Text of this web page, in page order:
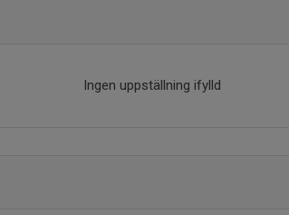
Ingen uppställning ifylld